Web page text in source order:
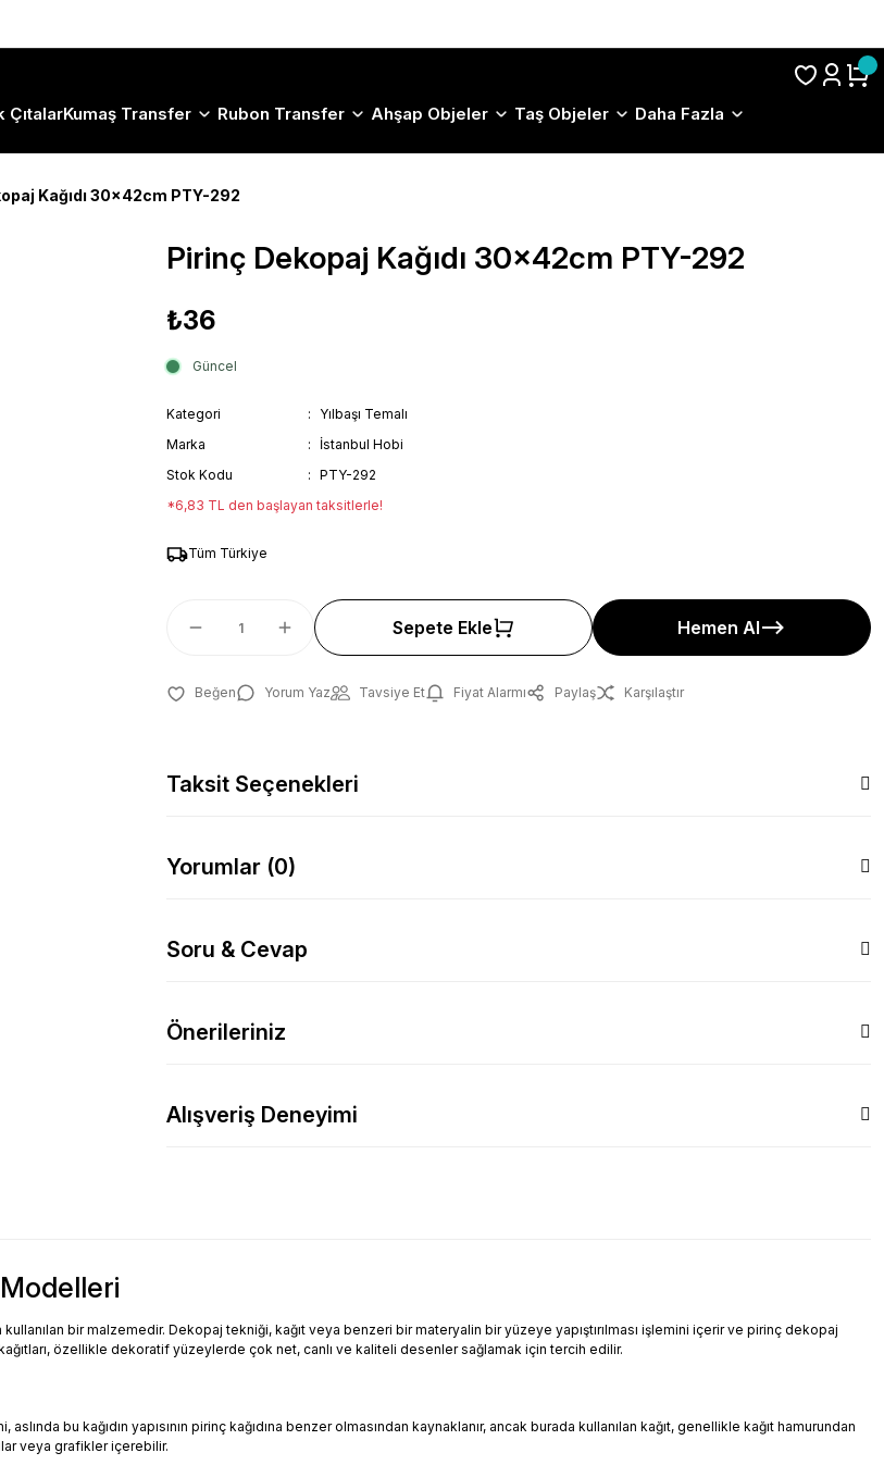
ÇıtalarKumaş Transfer Rubon Transfer Ahşap Objeler Taş Objeler Daha Fazla
Kağıdı 30x42cm PTY-292
Pirinç Dekopaj Kağıdı 30x42cm PTY-292
₺36
Güncel
Kategori
Yılbaşı Temalı
Marka
İstanbul Hobi
Stok Kodu
PTY-292
*6,83 TL den başlayan taksitlerle!
Tüm Türkiye
Sepete Ekle Hemen Al
Yorum Yaz Tavsiye Et Fiyat Alarmı Paylaş Karşılaştır
Taksit Seçenekleri
Yorumlar (0)
Soru & Cevap
Önerileriniz
Alışveriş Deneyimi
bir malzemedir. Dekopaj tekniği, kağıt veya benzeri bir materyalin bir yüzeye yapıştırılması işlemini içerir ve pirinç dekopaj
özellikle dekoratif yüzeylerde çok net, canlı ve kaliteli desenler sağlamak için tercih edilir.
bu kağıdın yapısının pirinç kağıdına benzer olmasından kaynaklanır, ancak burada kullanılan kağıt, genellikle kağıt hamurundan
veya grafikler içerebilir.